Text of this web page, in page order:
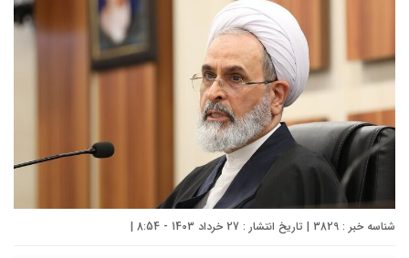
شناسه خبر : 3829 | تاریخ انتشار : 27 خرداد 1403 - 8:54 |